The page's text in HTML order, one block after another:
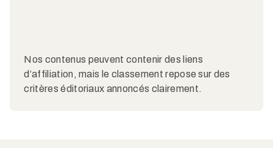
Nos contenus peuvent contenir des liens
d’affiliation, mais le classement repose sur des
critères éditoriaux annoncés clairement.